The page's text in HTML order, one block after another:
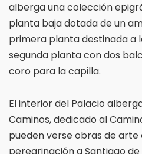
alberga una colección
planta baja dotada de un
primera planta destinada a
segunda planta con dos
coro para la capilla.
El interior del Palacio
Caminos, dedicado al
pueden verse obras de arte